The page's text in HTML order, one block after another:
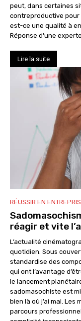
peut, dans certaines
contreproductive pour
est-ce une qualité à
Réponse d'une experte.
Lire la suite
RÉUSSIR EN
réagir et vite
L’actualité
quotidien. Sous
standardise des
qui ont l’avantage
le lancement
sadomasochiste est
bien là où j’ai mal.
parcours